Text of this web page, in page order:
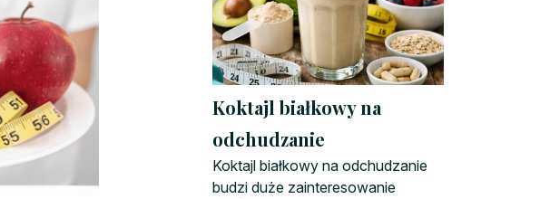
Koktajl białkowy na
odchudzanie
Koktajl białkowy na odchudzanie
budzi duże zainteresowanie